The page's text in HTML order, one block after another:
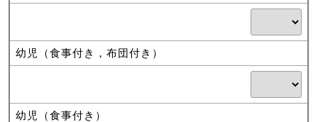
幼児（食事付き，布団付き）
幼児（食事付き）